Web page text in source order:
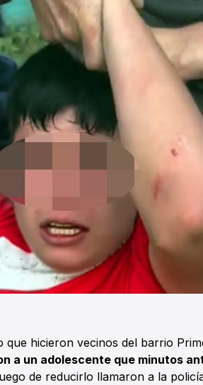
que hicieron vecinos del barrio
a un adolescente que minutos
de reducirlo llamaron a la